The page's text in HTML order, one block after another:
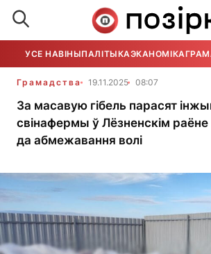
УСЕ НАВІНЫПАЛІТЫКАЭКАНОМІКА
Грамадства 19.11.2025 08:07
За масавую гібель парасят
свінафермы ў Лёзненскім
да абмежавання волі